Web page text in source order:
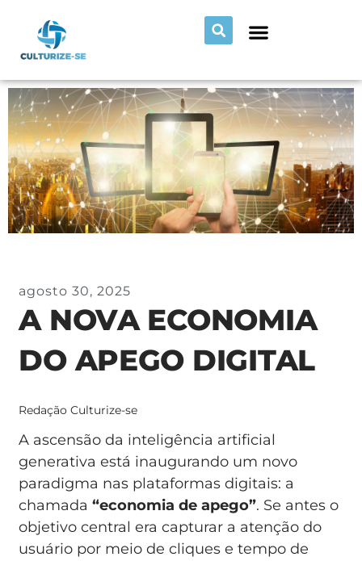
agosto 30, 2025
A NOVA ECONOMIA
DO APEGO DIGITAL
Redação Culturize-se
A ascensão da inteligência artificial
generativa está inaugurando um novo
paradigma nas plataformas digitais: a
chamada“economia de apego”. Se antes o
objetivo central era capturar a atenção do
usuário por meio de cliques e tempo de